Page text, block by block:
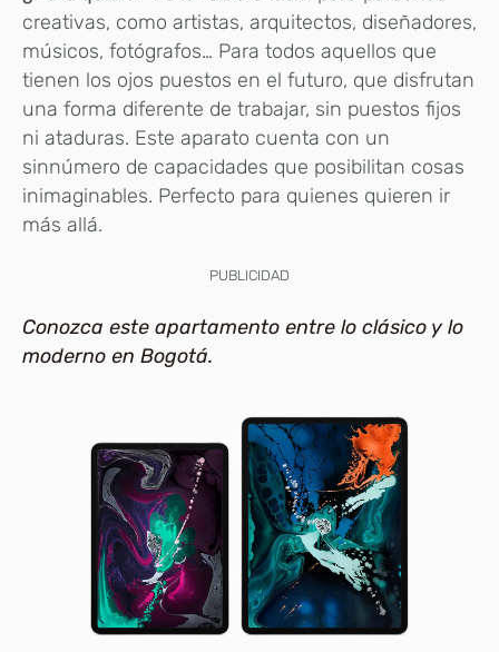
creativas, como artistas, arquitectos, diseñadores,
músicos, fotógrafos… Para todos aquellos que
tienen los ojos puestos en el futuro, que disfrutan
una forma diferente de trabajar, sin puestos fijos
ni ataduras. Este aparato cuenta con un
sinnúmero de capacidades que posibilitan cosas
inimaginables. Perfecto para quienes quieren ir
más allá.
PUBLICIDAD
Conozca este apartamento entre lo clásico y lo
moderno en Bogotá.